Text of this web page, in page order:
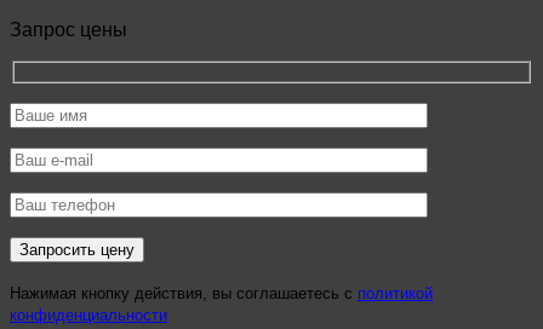
Запрос цены
Нажимая кнопку действия, вы соглашаетесь с политикой
конфиденциальности